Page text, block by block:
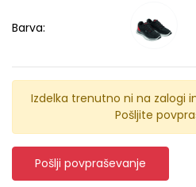
Barva:
Izdelka trenutno ni na zalogi
Pošljite
Pošlji povpraševanje